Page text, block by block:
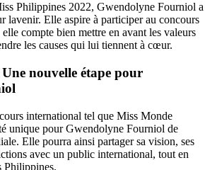
Philippines 2022, Gwendolyne Fourniol a
lavenir. Elle aspire à participer au concours
compte bien mettre en avant les valeurs
les causes qui lui tiennent à cœur.
nouvelle étape pour
international tel que Miss Monde
unique pour Gwendolyne Fourniol de
Elle pourra ainsi partager sa vision, ses
avec un public international, tout en
Philippines.